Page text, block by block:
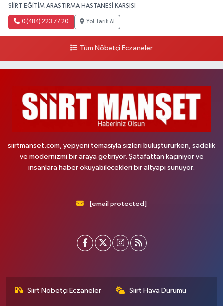
SİİRT EĞİTİM ARAŞTIRMA HASTANESİ KARŞISI
0 (484) 223 77 20 Yol Tarifi Al
Tüm Nöbetçi Eczaneler
siirtmanset.com, yepyeni temasıyla sizleri buluştururken, sadelik
ve modernizmi bir araya getiriyor. Şatafattan kaçınıyor ve
insanlara haber okuyabilecekleri bir altyapı sunuyor.
[email protected]
Siirt Nöbetçi Eczaneler Siirt Hava Durumu